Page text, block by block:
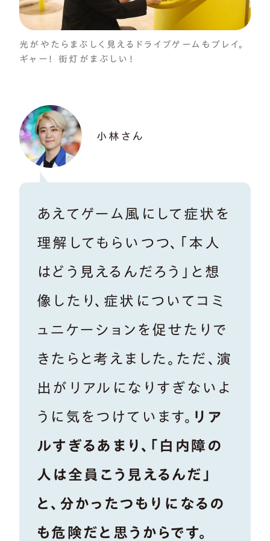
光がやたらまぶしく見えるドライブゲームもプレイ。
ギャー！ 街灯がまぶしい！
小林さん
あえてゲーム風にして症状を
理解してもらいつつ、「本人
はどう見えるんだろう」と想
像したり、症状についてコミ
ュニケーションを促せたりで
きたらと考えました。ただ、演
出がリアルになりすぎないよ
うに気をつけています。 リア
ルすぎるあまり、「白内障の
人は全員こう見えるんだ」
と、分かったつもりになるの
も危険だと思うからです。